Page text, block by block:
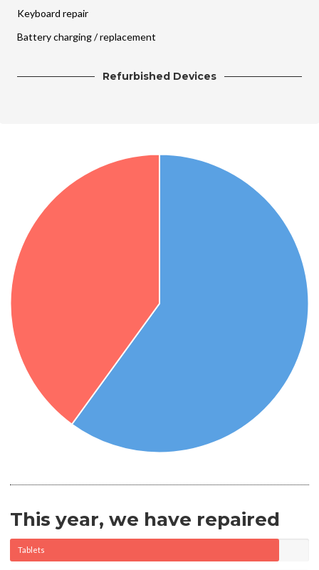
Keyboard repair
Battery charging / replacement
Refurbished Devices
This year, we have repaired
Tablets